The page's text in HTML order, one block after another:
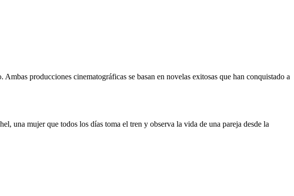
producciones cinematográficas se basan en novelas exitosas que han conquistado a
una mujer que todos los días toma el tren y observa la vida de una pareja desde la